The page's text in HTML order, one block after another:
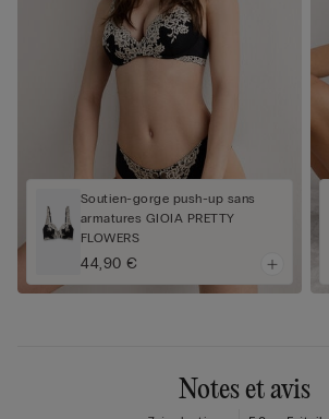
Soutien-gorge push-up sans
armatures GIOIA PRETTY
FLOWERS
44,90 €
Notes et avis